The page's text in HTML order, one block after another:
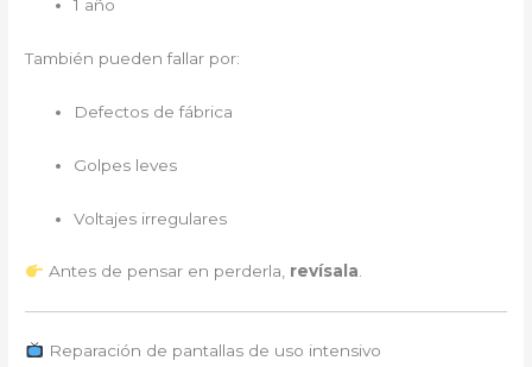
1 año
También pueden fallar por:
Defectos de fábrica
Golpes leves
Voltajes irregulares
Antes de pensar en perderla, revísala.
Reparación de pantallas de uso intensivo